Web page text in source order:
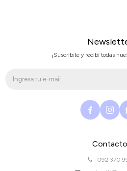
Contacto
092 370
¡Suscribite y recibí todas
 